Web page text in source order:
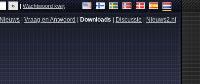
|Wachtwoord kwijt
Nieuws Vraag en Antwoord Downloads Discussie Nieuws2.nl